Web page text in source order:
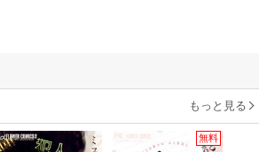
もっと見る
無料